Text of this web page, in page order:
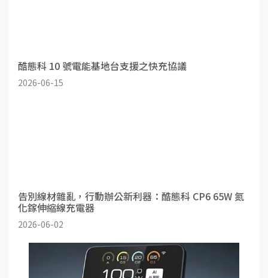
酷態科 10 號電能基地台支援之快充協議
2026-06-15
告別線材雜亂，行動辦公新利器：酷態科 CP6 65W 氮
化鎵伸縮線充電器
2026-06-02